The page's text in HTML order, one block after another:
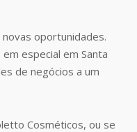
oportunidades.
especial em Santa
de negócios a um
Cosméticos, ou se